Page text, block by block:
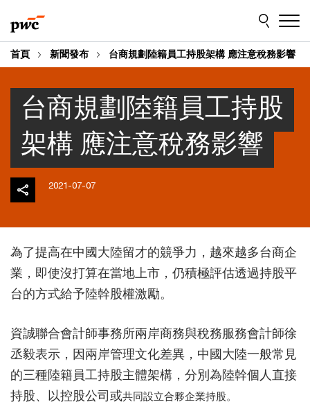
to
content
to
footer
首頁 新聞發布 台商規劃陸籍員工持股架構 應注意稅務影響
台商規劃陸籍員工持股
架構 應注意稅務影響
2021-07-07
為了提高在中國大陸留才的競爭力，越來越多台商企
業，即使沒打算在當地上市，仍積極評估透過持股平
台的方式給予陸幹股權激勵。
資誠聯合會計師事務所兩岸商務與稅務服務會計師徐
丞毅表示，因兩岸管理文化差異，中國大陸一般常見
的三種陸籍員工持股主體架構，分別為陸幹個人直接
持股、以控股公司或共同設立合夥企業持股。